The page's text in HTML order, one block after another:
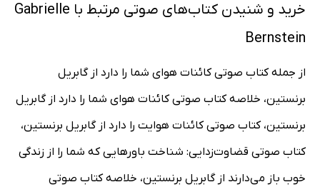
خرید و شنیدن کتاب‌های صوتی مرتبط با Gabrielle
Bernstein
از جمله کتاب صوتی کائنات هوای شما را دارد از گابریل
برنستین، خلاصه کتاب صوتی کائنات هوای شما را دارد از گابریل
برنستین، کتاب صوتی کائنات هوایت را دارد از گابریل برنستین،
کتاب صوتی قضاوت‌زدایی: شناخت باورهایی که شما را از زندگی
خوب باز می‌دارند از گابریل برنستین، خلاصه کتاب صوتی